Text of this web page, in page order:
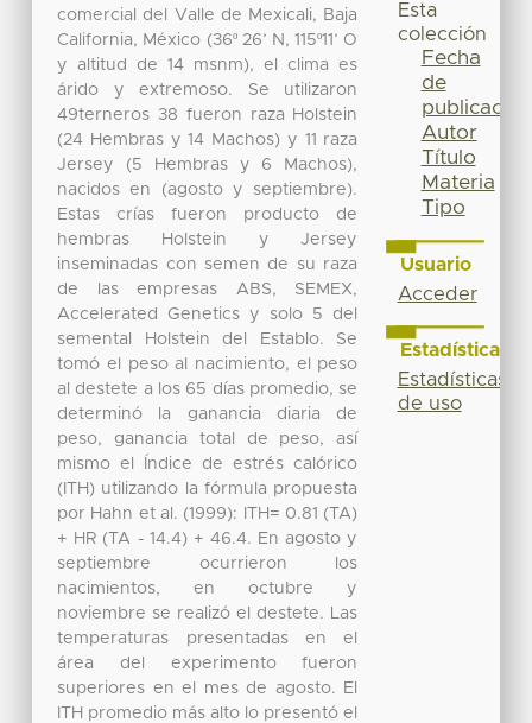
comercial del Valle de Mexicali, Baja
California, México (36º 26’ N, 115º11’ O
y altitud de 14 msnm), el clima es
árido y extremoso. Se utilizaron
49terneros 38 fueron raza Holstein
(24 Hembras y 14 Machos) y 11 raza
Jersey (5 Hembras y 6 Machos),
nacidos en (agosto y septiembre).
Estas crías fueron producto de
hembras Holstein y Jersey
inseminadas con semen de su raza
de las empresas ABS, SEMEX,
Accelerated Genetics y solo 5 del
semental Holstein del Establo. Se
tomó el peso al nacimiento, el peso
al destete a los 65 días promedio, se
determinó la ganancia diaria de
peso, ganancia total de peso, así
mismo el Índice de estrés calórico
(ITH) utilizando la fórmula propuesta
por Hahn et al. (1999): ITH= 0.81 (TA)
+ HR (TA - 14.4) + 46.4. En agosto y
septiembre ocurrieron los
nacimientos, en octubre y
noviembre se realizó el destete. Las
temperaturas presentadas en el
área del experimento fueron
superiores en el mes de agosto. El
ITH promedio más alto lo presentó el
Esta
colección
Fecha
de
publicación
Autor
Título
Materia
Tipo
Usuario
Acceder
Estadísticas
Estadísticas
de uso